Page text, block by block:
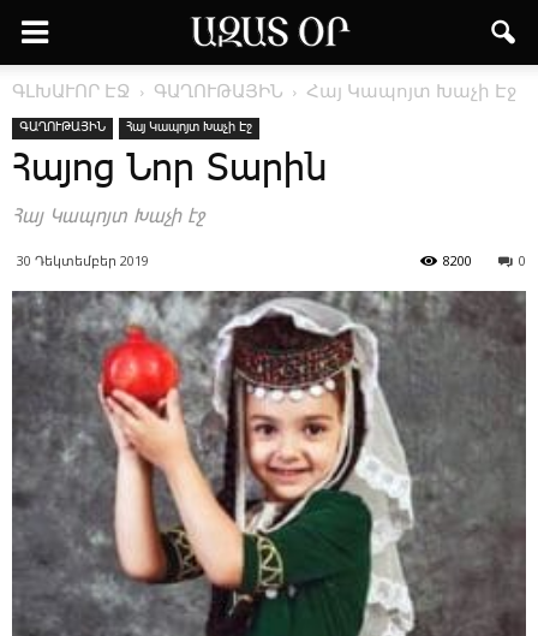
ԳԼԽԱՒՈՐ ԷՋ ԳԱՂՈՒԹԱՅԻՆ Հայ Կապոյտ Խաչի Էջ
ԳԱՂՈՒԹԱՅԻՆ Հայ Կապոյտ Խաչի Էջ
­Հա­յոց ­Նոր ­Տա­րին
Հայ Կապոյտ Խաչի էջ
30 Դեկտեմբեր 2019 0
8200